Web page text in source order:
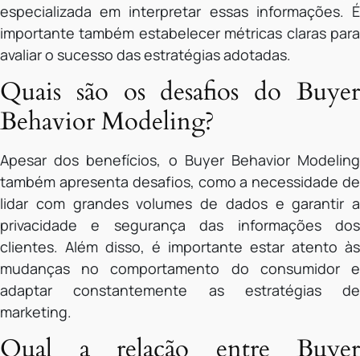
especializada em interpretar essas informações. É
importante também estabelecer métricas claras para
avaliar o sucesso das estratégias adotadas.
Quais são os desafios do Buyer
Behavior Modeling?
Apesar dos benefícios, o Buyer Behavior Modeling
também apresenta desafios, como a necessidade de
lidar com grandes volumes de dados e garantir a
privacidade e segurança das informações dos
clientes. Além disso, é importante estar atento às
mudanças no comportamento do consumidor e
adaptar constantemente as estratégias de
marketing.
Qual a relação entre Buyer